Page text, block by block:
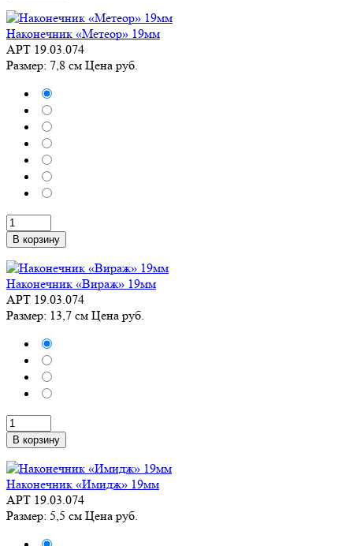
Наконечник «Метеор» 19мм
АРТ 19.03.074
Размер: 7,8 см Цена руб.
В корзину
Наконечник «Вираж» 19мм
АРТ 19.03.074
Размер: 13,7 см Цена руб.
В корзину
Наконечник «Имидж» 19мм
АРТ 19.03.074
Размер: 5,5 см Цена руб.